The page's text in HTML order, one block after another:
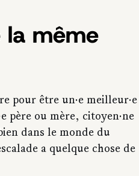
la même
pour être un·e meilleur·e
père ou mère, citoyen·ne
dans le monde du
a quelque chose de